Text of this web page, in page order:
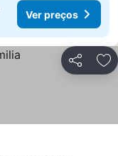
Ver preços
Partilhar